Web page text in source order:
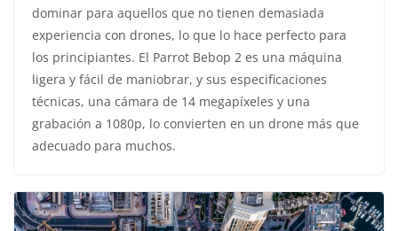
dominar para aquellos que no tienen demasiada
experiencia con drones, lo que lo hace perfecto para
los principiantes. El Parrot Bebop 2 es una máquina
ligera y fácil de maniobrar, y sus especificaciones
técnicas, una cámara de 14 megapíxeles y una
grabación a 1080p, lo convierten en un drone más que
adecuado para muchos.